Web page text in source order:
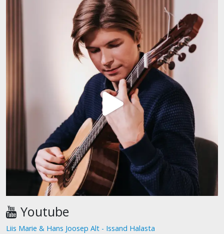
Youtube
Liis Marie & Hans Joosep Alt - Issand Halasta